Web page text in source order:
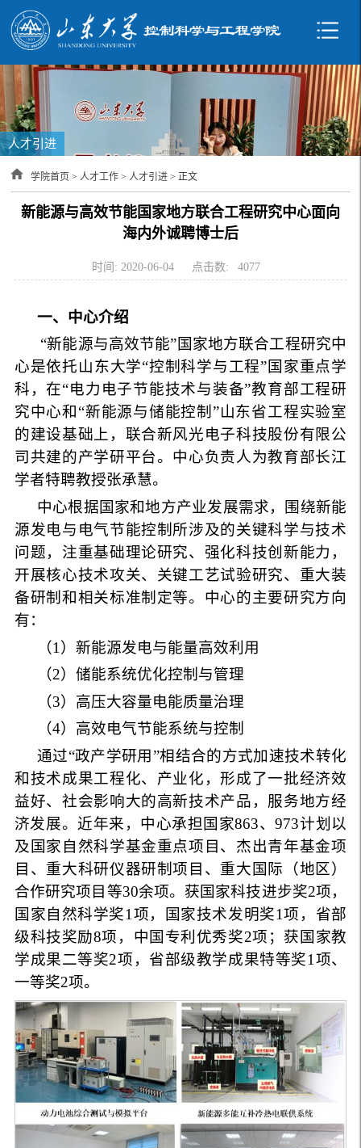
人才引进
学院首页 > 人才工作 > 人才引进 > 正文
新能源与高效节能国家地方联合工程研究中心面向
海内外诚聘博士后
时间: 2020-06-04 点击数: 4077
一、中心介绍
“新能源与高效节能”国家地方联合工程研究中
心是依托山东大学“控制科学与工程”国家重点学
科，在“电力电子节能技术与装备”教育部工程研
究中心和 “新能源与储能控制 ”山东省工程实验室
的建设基础上，联合新风光电子科技股份有限公
司共建的产学研平台。中心负责人为教育部长江
学者特聘教授张承慧。
中心根据国家和地方产业发展需求，围绕新能
源发电与电气节能控制所涉及的关键科学与技术
问题，注重基础理论研究、强化科技创新能力，
开展核心技术攻关、关键工艺试验研究、重大装
备研制和相关标准制定等。中心的主要研究方向
有：
（1 ）新能源发电与能量高效利用
（2）储能系统优化控制与管理
（3）高压大容量电能质量治理
（4）高效电气节能系统与控制
通过“政产学研用”相结合的方式加速技术转化
和技术成果工程化、产业化，形成了一批经济效
益好、社会影响大的高新技术产品，服务地方经
济发展。近年来，中心承担国家863、973计划以
及国家自然科学基金重点项目、杰出青年基金项
目、重大科研仪器研制项目、重大国际（地区）
合作研究项目等30余项。获国家科技进步奖2项，
国家自然科学奖1 项，国家技术发明奖1项，省部
级科技奖励8项，中国专利优秀奖2项；获国家教
学成果二等奖2项，省部级教学成果特等奖1 项、
一等奖2项。